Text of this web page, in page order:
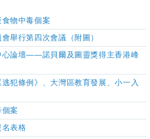
物中毒個案
舉行第四次會議（附圖）
心論壇——諾貝爾及圖靈獎得主香港峰
犯條例》、大灣區教育發展、小一入
案
名表格